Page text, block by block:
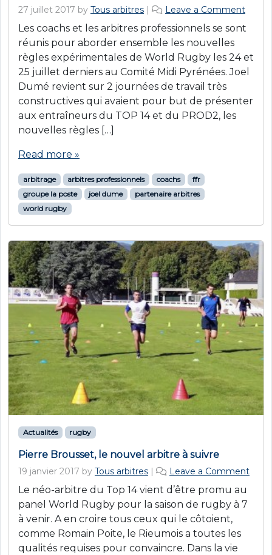
27 juillet 2017 by Tous arbitres | Leave a Comment
Les coachs et les arbitres professionnels se sont
réunis pour aborder ensemble les nouvelles
règles expérimentales de World Rugby les 24 et
25 juillet derniers au Comité Midi Pyrénées. Joel
Dumé revient sur 2 journées de travail très
constructives qui avaient pour but de présenter
aux entraîneurs du TOP 14 et du PROD2, les
nouvelles règles […]
Read more »
arbitrage arbitres professionnels coachs
ffr
groupe la poste
joel dume
partenaire arbitres
world rugby
Actualités rugby
Pierre Brousset, le nouvel arbitre à suivre
19 janvier 2017 by Tous arbitres | Leave a Comment
Le néo-arbitre du Top 14 vient d’être promu au
panel World Rugby pour la saison de rugby à 7
à venir. A en croire tous ceux qui le côtoient,
comme Romain Poite, le Rieumois a toutes les
qualités requises pour convaincre. Dans la vie